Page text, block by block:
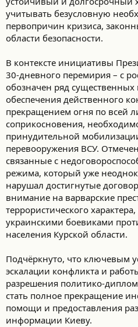
учитывать безусловную
первопричин кризиса,
области безопасности.
В контексте инициативы
30-дневного перемирия – с
обозначен ряд
обеспечения действенного
прекращением огня по всей
соприкосновения,
принудительной
перевооружения ВСУ.
связанные с
режима, который уже
нарушал достигнутые
внимание на варварские
террористического
украинскими боевиками
населения Курской области.
Подчёркнуто, что ключевым
эскалации конфликта и
разрешения политико-
стать полное прекращение
помощи и предоставления
информации Киеву.